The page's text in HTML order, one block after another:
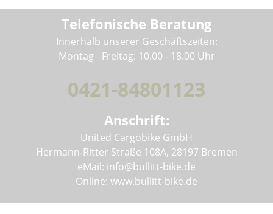
Telefonische Beratung
Innerhalb unserer Geschäftszeiten:
Montag - Freitag: 10.00 - 18.00 Uhr
0421-84801123
Anschrift:
United Cargobike GmbH
Hermann-Ritter Straße 108A, 28197 Bremen
eMail: info@bullitt-bike.de
Online: www.bullitt-bike.de